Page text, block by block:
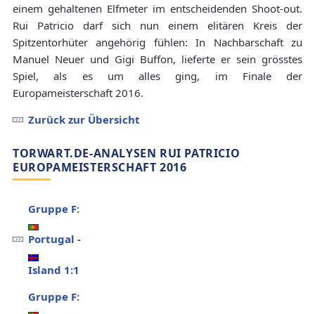
einem gehaltenen Elfmeter im entscheidenden Shoot-out.
Rui Patricio darf sich nun einem elitären Kreis der
Spitzentorhüter angehörig fühlen: In Nachbarschaft zu
Manuel Neuer und Gigi Buffon, lieferte er sein grösstes
Spiel, als es um alles ging, im Finale der
Europameisterschaft 2016.
Zurück zur Übersicht
TORWART.DE-ANALYSEN RUI PATRICIO
EUROPAMEISTERSCHAFT 2016
Gruppe F:
Portugal -
Island 1:1
Gruppe F: